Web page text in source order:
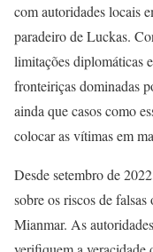
com autoridades locais
paradeiro de Luckas.
limitações diplomáticas
fronteiriças dominadas
ainda que casos como
colocar as vítimas em
Desde setembro de
sobre os riscos de
Mianmar. As